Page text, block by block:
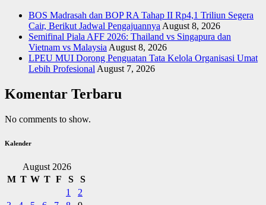
BOS Madrasah dan BOP RA Tahap II Rp4,1 Triliun Segera
Cair, Berikut Jadwal Pengajuannya August 8, 2026
Semifinal Piala AFF 2026: Thailand vs Singapura dan
Vietnam vs Malaysia August 8, 2026
LPEU MUI Dorong Penguatan Tata Kelola Organisasi Umat
Lebih Profesional August 7, 2026
Komentar Terbaru
No comments to show.
Kalender
August 2026
M T W T F S
S
1
2